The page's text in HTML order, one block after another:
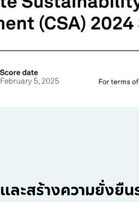
ละสร้างความยั่งยืน